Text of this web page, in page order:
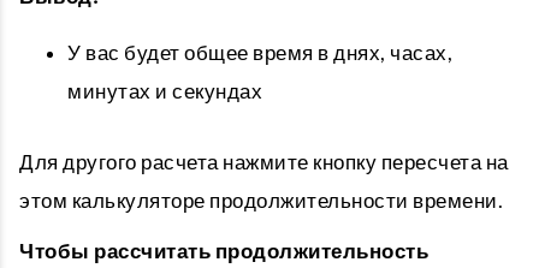
У вас будет общее время в днях, часах,
минутах и ​​секундах
Для другого расчета нажмите кнопку пересчета на
этом калькуляторе продолжительности времени.
Чтобы рассчитать продолжительность